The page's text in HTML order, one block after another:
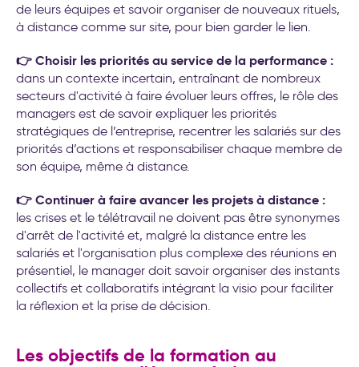
de leurs équipes et savoir organiser de nouveaux rituels,
à distance comme sur site, pour bien garder le lien.
👉 Choisir les priorités au service de la performance :
dans un contexte incertain, entraînant de nombreux
secteurs d'activité à faire évoluer leurs offres, le rôle des
managers est de savoir expliquer les priorités
stratégiques de l’entreprise, recentrer les salariés sur des
priorités d’actions et responsabiliser chaque membre de
son équipe, même à distance.
👉 Continuer à faire avancer les projets à distance :
les crises et le télétravail ne doivent pas être synonymes
d'arrêt de l'activité et, malgré la distance entre les
salariés et l'organisation plus complexe des réunions en
présentiel, le manager doit savoir organiser des instants
collectifs et collaboratifs intégrant la visio pour faciliter
la réflexion et la prise de décision.
Les objectifs de la formation au